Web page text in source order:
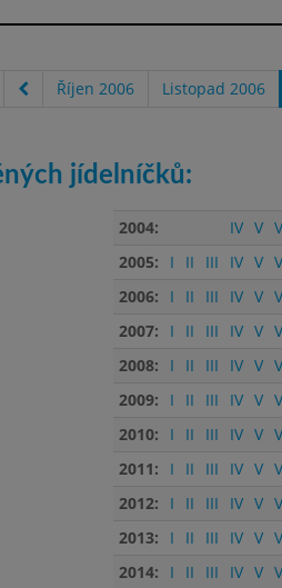
Říjen 2006 Listopad 2006
jídelníčků:
2004: IV V
2005:
I II III IV V
2006:
I II III IV V
2007:
I II III IV V
2008:
I II III IV V
2009:
I II III IV V
2010:
I II III IV V
2011:
I II III IV V
2012:
I II III IV V
2013:
I II III IV V
2014:
I II III IV V